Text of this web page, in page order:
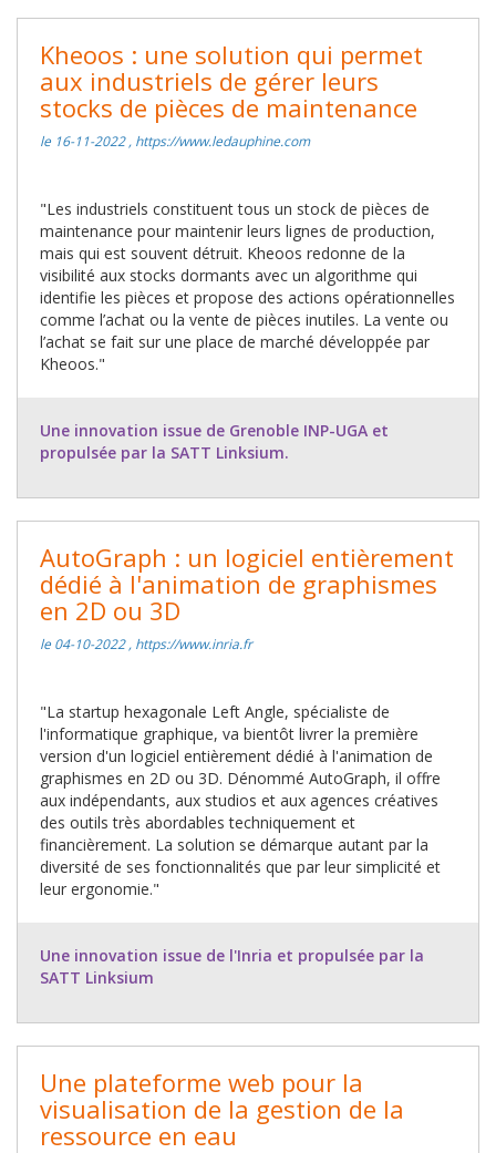
Kheoos : une solution qui permet
aux industriels de gérer leurs
stocks de pièces de maintenance
le 16-11-2022 , https://www.ledauphine.com
"Les industriels constituent tous un stock de pièces de
maintenance pour maintenir leurs lignes de production,
mais qui est souvent détruit. Kheoos redonne de la
visibilité aux stocks dormants avec un algorithme qui
identifie les pièces et propose des actions opérationnelles
comme l’achat ou la vente de pièces inutiles. La vente ou
l’achat se fait sur une place de marché développée par
Kheoos."
Une innovation issue de Grenoble INP-UGA et
propulsée par la SATT Linksium.
AutoGraph : un logiciel entièrement
dédié à l'animation de graphismes
en 2D ou 3D
le 04-10-2022 , https://www.inria.fr
"La startup hexagonale Left Angle, spécialiste de
l'informatique graphique, va bientôt livrer la première
version d'un logiciel entièrement dédié à l'animation de
graphismes en 2D ou 3D. Dénommé AutoGraph, il offre
aux indépendants, aux studios et aux agences créatives
des outils très abordables techniquement et
financièrement. La solution se démarque autant par la
diversité de ses fonctionnalités que par leur simplicité et
leur ergonomie."
Une innovation issue de l'Inria et propulsée par la
SATT Linksium
Une plateforme web pour la
visualisation de la gestion de la
ressource en eau